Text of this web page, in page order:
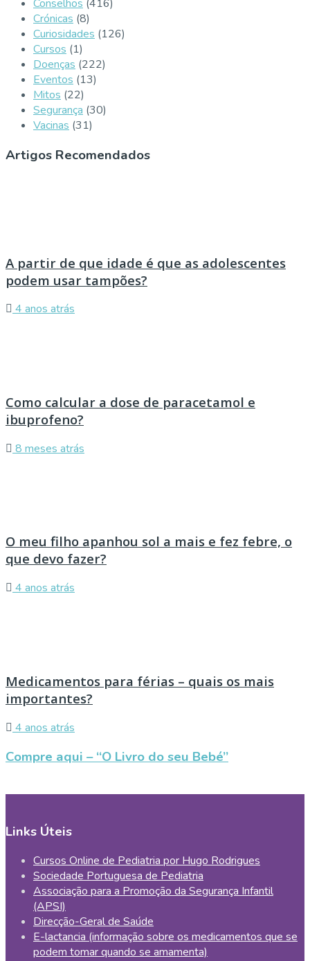
Conselhos (416)
Crónicas (8)
Curiosidades (126)
Cursos (1)
Doenças (222)
Eventos (13)
Mitos (22)
Segurança (30)
Vacinas (31)
Artigos Recomendados
A partir de que idade é que as adolescentes
podem usar tampões?
4 anos atrás
Como calcular a dose de paracetamol e
ibuprofeno?
8 meses atrás
O meu filho apanhou sol a mais e fez febre, o
que devo fazer?
4 anos atrás
Medicamentos para férias – quais os mais
importantes?
4 anos atrás
Compre aqui – “O Livro do seu Bebé”
Links Úteis
Cursos Online de Pediatria por Hugo Rodrigues
Sociedade Portuguesa de Pediatria
Associação para a Promoção da Segurança Infantil
(APSI)
Direcção-Geral de Saúde
E-lactancia (informação sobre os medicamentos que se
podem tomar quando se amamenta)